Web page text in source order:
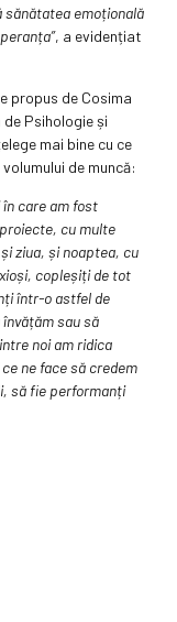
sănătatea emoțională
, a evidențiat
propus de Cosima
Psihologie și
mai bine cu ce
de muncă:
care am fost
cu multe
ziua, și noaptea, cu
copleșiți de tot
într-o astfel de
sau să
noi am ridica
ne face să credem
să fie performanți